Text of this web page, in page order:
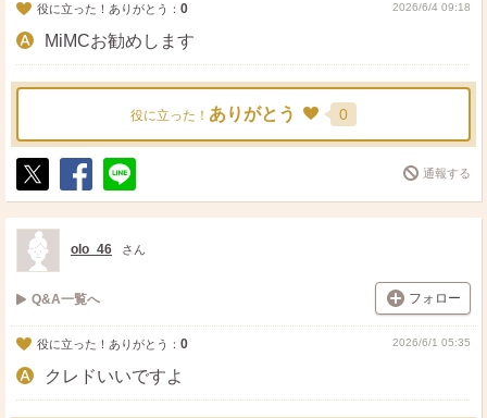
役に立った！ありがとう： 0 2026/6/4 09:18
MiMCお勧めします
役に立った！ ありがとう 0
ポ
ス
ト
シ
ェ
送
る
通報する
olo_46 さん
Q&A一覧へ フォロー
役に立った！ありがとう： 0 2026/6/1 05:35
クレドいいですよ